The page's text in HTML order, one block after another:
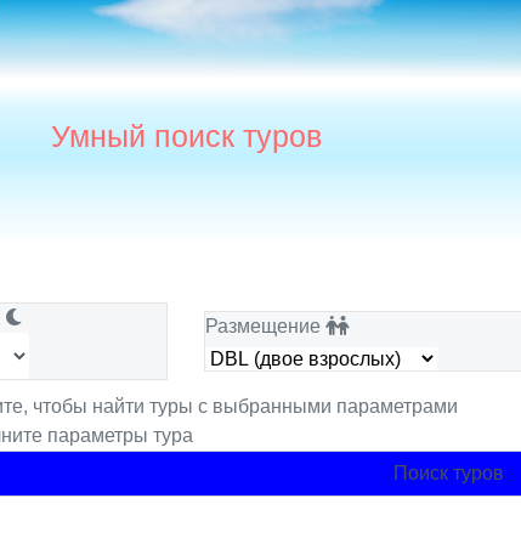
Умный поиск туров
Размещение
чтобы найти туры с выбранными параметрами
параметры тура
Поиск туров